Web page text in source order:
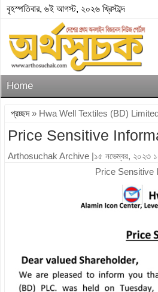
বৃহস্পতিবার, ৬ই আগস্ট, ২০২৬ খ্রিস্টাব্দ
Home
প্রচ্ছদ» Hwa Well Textiles (BD)
Price Sensitive
Arthosuchak Archive |১৫ নভেম্বর, ২০২৩
Price Sensitive